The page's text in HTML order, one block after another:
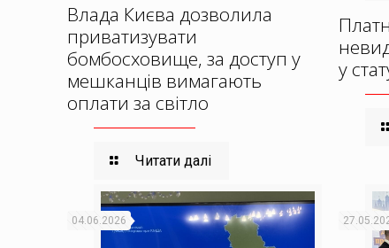
Влада Києва дозволила
приватизувати
бомбосховище, за доступ у
мешканців вимагають
оплати за світло
Читати далі
у
04.06.2026